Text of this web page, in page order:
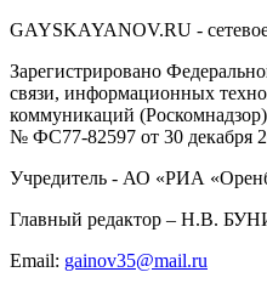
GAYSKAYANOV.RU -
Зарегистрировано
связи, информационных
коммуникаций
№ ФС77-82597 от 30 декабря
Учредитель - АО «РИА
Главный редактор – Н.В.
Email: gainov35@mail.ru